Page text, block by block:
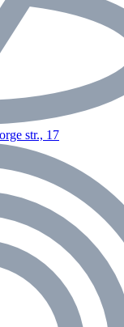
str., 17